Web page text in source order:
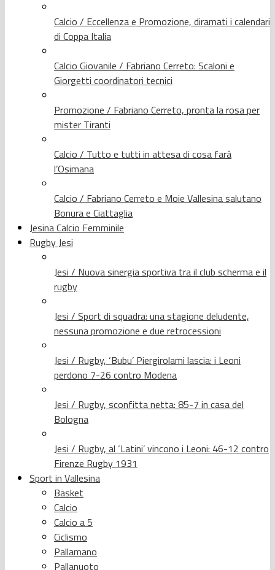
Calcio / Eccellenza e Promozione, diramati i calendari
di Coppa Italia
Calcio Giovanile / Fabriano Cerreto: Scaloni e
Giorgetti coordinatori tecnici
Promozione / Fabriano Cerreto, pronta la rosa per
mister Tiranti
Calcio / Tutto e tutti in attesa di cosa farà
l’Osimana
Calcio / Fabriano Cerreto e Moie Vallesina salutano
Bonura e Ciattaglia
Jesina Calcio Femminile
Rugby Jesi
Jesi / Nuova sinergia sportiva tra il club scherma e il
rugby
Jesi / Sport di squadra: una stagione deludente,
nessuna promozione e due retrocessioni
Jesi / Rugby, ‘Bubu’ Piergirolami lascia: i Leoni
perdono 7-26 contro Modena
Jesi / Rugby, sconfitta netta: 85-7 in casa del
Bologna
Jesi / Rugby, al ‘Latini’ vincono i Leoni: 46-12 contro
Firenze Rugby 1931
Sport in Vallesina
Basket
Calcio
Calcio a 5
Ciclismo
Pallamano
Pallanuoto